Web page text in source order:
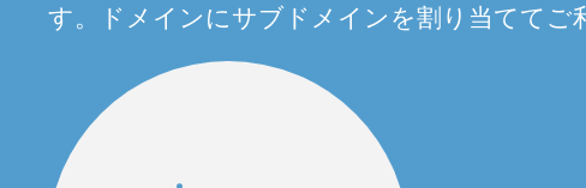
す。ドメインにサブドメインを割り当ててご